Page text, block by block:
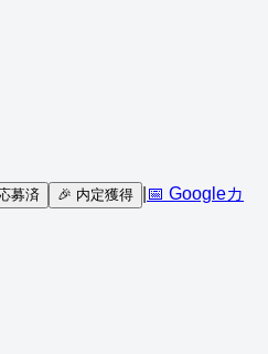
募済 🎉 内定獲得
📅 Googleカ